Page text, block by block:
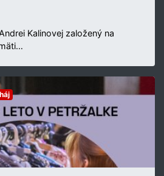
Kalinovej založený na